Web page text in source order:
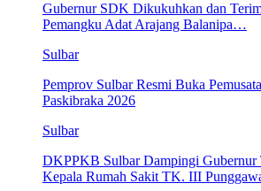
Gubernur SDK Dikukuhkan dan
Pemangku Adat Arajang Balanipa…
Sulbar
Pemprov Sulbar Resmi Buka
Paskibraka 2026
Sulbar
DKPPKB Sulbar Dampingi Gubernur
Kepala Rumah Sakit TK. III